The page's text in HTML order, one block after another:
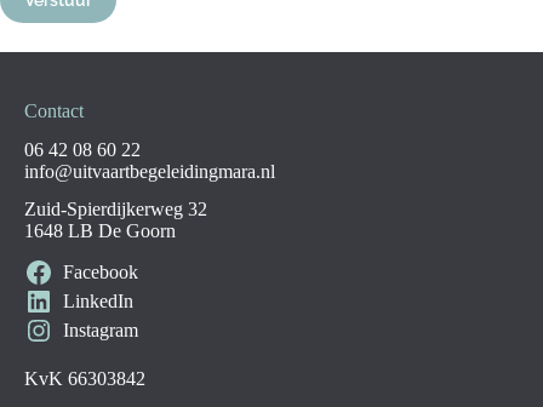
Contact
06 42 08 60 22
info@uitvaartbegeleidingmara.nl
Zuid-Spierdijkerweg 32
1648 LB De Goorn
Facebook
LinkedIn
Instagram
KvK 66303842